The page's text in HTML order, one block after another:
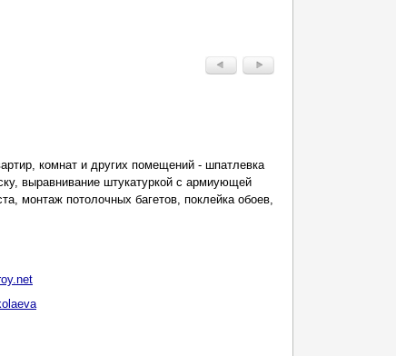
комнат и других помещений - шпатлевка
выравнивание штукатуркой с армиующей
монтаж потолочных багетов, поклейка обоев,